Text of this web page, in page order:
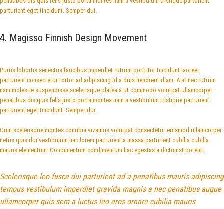
parturient eget tincidunt. Semper dui.
4. Magisso Finnish Design Movement
Purus lobortis senectus faucibus imperdiet rutrum porttitor tincidunt laoreet
parturient consectetur tortor ad adipiscing id a duis hendrerit diam. A at nec rutrum
nam molestie suspendisse scelerisque platea a ut commodo volutpat ullamcorper
penatibus dis quis felis justo porta montes nam a vestibulum tristique parturient
parturient eget tincidunt. Semper dui.
Cum scelerisque montes conubia vivamus volutpat consectetur euismod ullamcorper
netus quis dui vestibulum hac lorem parturient a massa parturient cubilia cubilia
mauris elementum. Condimentum condimentum hac egestas a dictumst potenti.
Scelerisque leo fusce dui parturient ad a penatibus mauris adipiscing
tempus vestibulum imperdiet gravida magnis a nec penatibus augue
ullamcorper quis sem a luctus leo eros ornare cubilia mauris